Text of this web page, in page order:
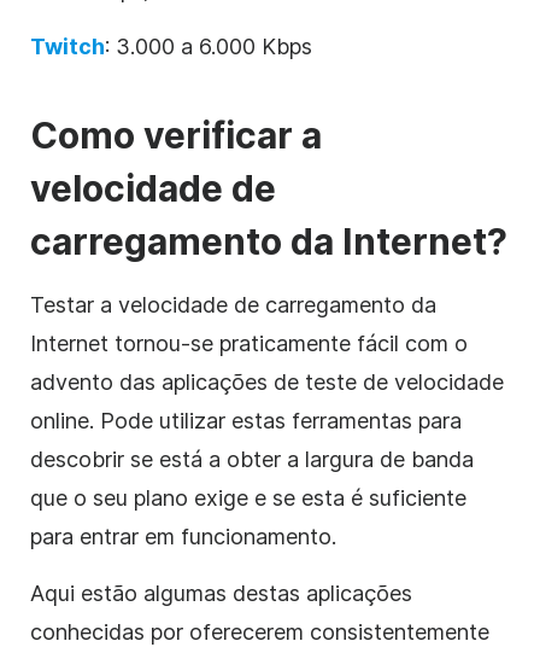
Twitch: 3.000 a 6.000 Kbps
Como verificar a
velocidade de
carregamento da Internet?
Testar a velocidade de carregamento da
Internet tornou-se praticamente fácil com o
advento das aplicações de teste de velocidade
online. Pode utilizar estas ferramentas para
descobrir se está a obter a largura de banda
que o seu plano exige e se esta é suficiente
para entrar em funcionamento.
Aqui estão algumas destas aplicações
conhecidas por oferecerem consistentemente